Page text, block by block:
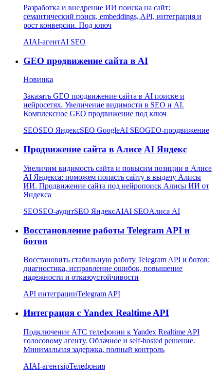
Разработка и внедрение ИИ поиска на сайт:
семантический поиск, embeddings, API, интеграция и
рост конверсии. Под ключ
AIAI-агентAI SEO
GEO продвижение сайта в AI
Новинка
Заказать GEO продвижение сайта в AI поиске и
нейросетях. Увеличение видимости в SEO и AI.
Комплексное GEO продвижение под ключ
SEOSEO ЯндексSEO GoogleAI SEOGEO-продвижение
Продвижение сайта в Алисе AI Яндекс
Увеличим видимость сайта и повысим позиции в Алисе
AI Яндекса: поможем попасть сайту в выдачу Алисы
ИИ. Продвижение сайта под нейропоиск Алисы ИИ от
Яндекса
SEOSEO-аудитSEO ЯндексAIAI SEOАлиса AI
Восстановление работы Telegram API и
ботов
Восстановить стабильную работу Telegram API и ботов:
диагностика, исправление ошибок, повышение
надежности и отказоустойчивости
API интеграцииTelegram API
Интеграция с Yandex Realtime API
Подключение АТС телефонии к Yandex Realtime API
голосовому агенту. Облачное и self-hosted решение.
Минимальная задержка, полный контроль
AIAI-агентsipТелефония